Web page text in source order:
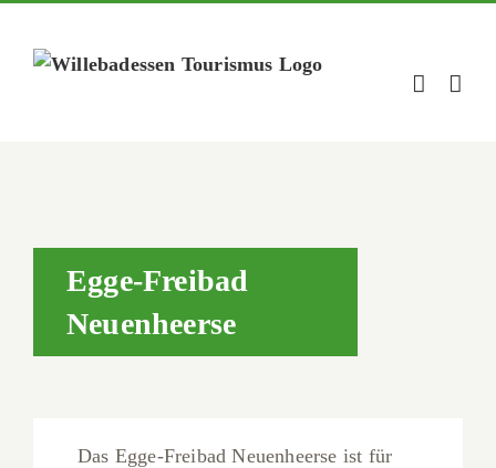
Inhalt
springen
Egge-Freibad
Neuenheerse
Das Egge-Freibad Neuenheerse ist für